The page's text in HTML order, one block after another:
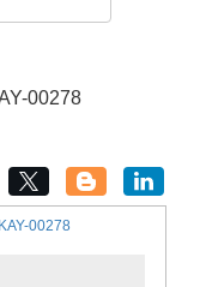
00278